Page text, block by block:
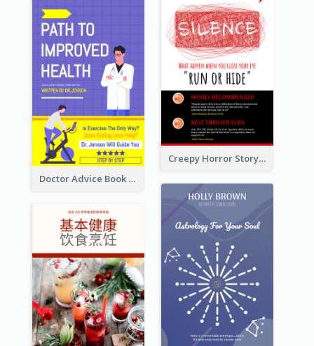
Creepy Horror Story Book Cover Design
Doctor Advice Book Cover Design